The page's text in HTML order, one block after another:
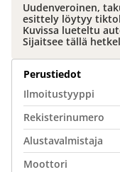
Uudenveroinen,
esittely löytyy
Kuvissa lueteltu
Sijaitsee tällä
Perustiedot
Ilmoitustyyppi
Rekisterinumero
Alustavalmistaja
Moottori